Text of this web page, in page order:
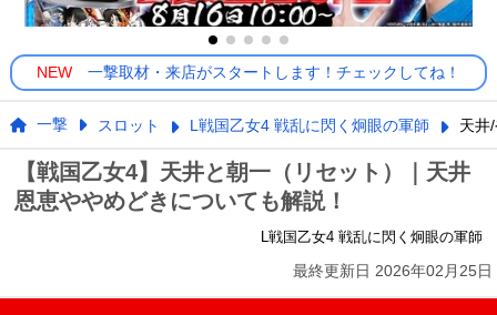
NEW 一撃取材・来店がスタートします！チェックしてね！
一撃 スロット L戦国乙女4 戦乱に閃く炯眼の軍師 天井
【戦国乙女4】天井と朝一（リセット）｜天井
恩恵ややめどきについても解説！
L戦国乙女4 戦乱に閃く炯眼の軍師
最終更新日 2026年02月25日